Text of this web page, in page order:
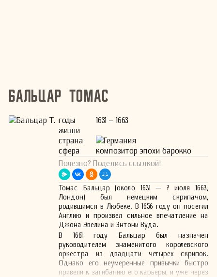
Бальцар Томас
годы
жизни
1631 – 1663
страна
Германия
сфера
композитор эпохи барокко
Полезно? Поделись ссылкой!
Томас Бальцар (около 1631 — 7 июля 1663,
Лондон) был немецким скрипачом,
родившимся в Любеке. В 1656 году он посетил
Англию и произвел сильное впечатление на
Джона Эвелина и Энтони Вуда.
В 1661 году Бальцар был назначен
руководителем знаменитого королевского
оркестра из двадцати четырех скрипок.
Однако его неумеренныe привычки быстро
привели к загибанию его карьеры, и уже через